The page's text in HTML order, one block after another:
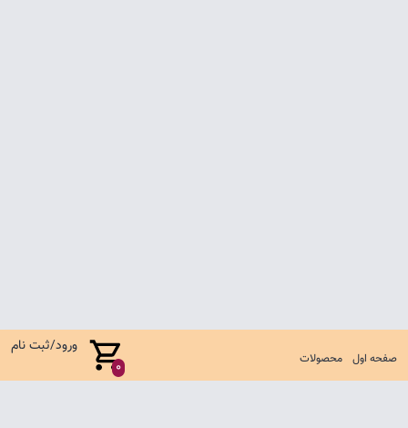
صفحه اول محصولات 0
ورود/ثبت نام